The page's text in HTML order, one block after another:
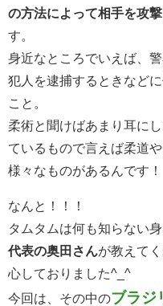
の方法によって相手を攻
す。
身近なところでいえば、
犯人を逮捕するときなど
こと。
柔術と聞けばあまり耳に
ているもので言えば柔道
様々なものがあるんです！
なんと！！！
タムタムは何も知らない
代表の奥田さんが教えて
心しておりました^_^
今回は、その中のブラジ